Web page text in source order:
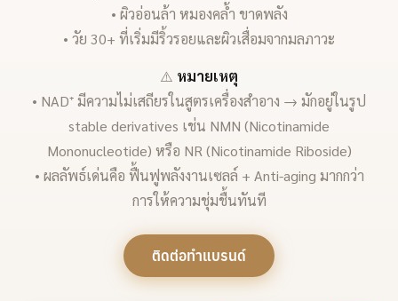
• ผิวอ่อนล้า หมองคล้ำ ขาดพลัง
• วัย 30+ ที่เริ่มมีริ้วรอยและผิวเสื่อมจากมลภาวะ
⚠️ หมายเหตุ
• NAD⁺ มีความไม่เสถียรในสูตรเครื่องสำอาง → มักอยู่ในรูป
stable derivatives เช่น NMN (Nicotinamide
Mononucleotide) หรือ NR (Nicotinamide Riboside)
• ผลลัพธ์เด่นคือ ฟื้นฟูพลังงานเซลล์ + Anti-aging มากกว่า
การให้ความชุ่มชื้นทันที
ติดต่อทำแบรนด์